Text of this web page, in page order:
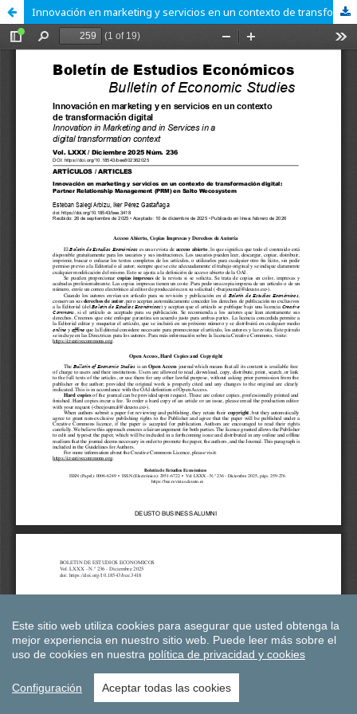
Innovación en marketing y servicios en un contexto de transformación digital: Partner Relationship Management (PRM) en Salto Wecosystem
Este sitio web utiliza cookies para asegurar que usted obtenga la
mejor experiencia en nuestro sitio web. Puede leer más sobre el
uso de cookies en nuestra política de privacidad y cookies
Configuración Aceptar todas las cookies